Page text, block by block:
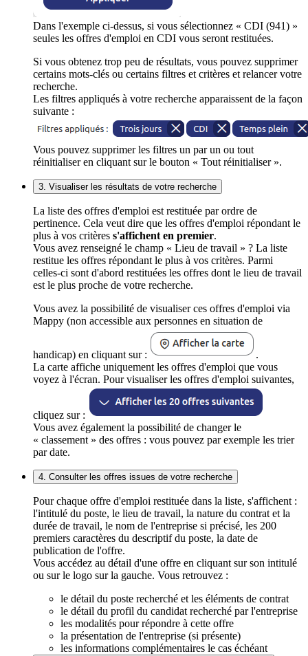
Dans l'exemple ci-dessus, si vous sélectionnez « CDI (941) »
seules les offres d'emploi en CDI vous seront restituées.
Si vous obtenez trop peu de résultats, vous pouvez supprimer
certains mots-clés ou certains filtres et critères et relancer votre
recherche.
Les filtres appliqués à votre recherche apparaissent de la façon
suivante :
Vous pouvez supprimer les filtres un par un ou tout
réinitialiser en cliquant sur le bouton « Tout réinitialiser ».
3. Visualiser les résultats de votre recherche
La liste des offres d'emploi est restituée par ordre de
pertinence. Cela veut dire que les offres d'emploi répondant le
plus à vos critères s'affichent en premier.
Vous avez renseigné le champ « Lieu de travail » ? La liste
restitue les offres répondant le plus à vos critères. Parmi
celles-ci sont d'abord restituées les offres dont le lieu de travail
est le plus proche de votre recherche.
Vous avez la possibilité de visualiser ces offres d'emploi via
Mappy (non accessible aux personnes en situation de
handicap) en cliquant sur :
.
La carte affiche uniquement les offres d'emploi que vous
voyez à l'écran. Pour visualiser les offres d'emploi suivantes,
cliquez sur :
Vous avez également la possibilité de changer le
« classement » des offres : vous pouvez par exemple les trier
par date.
4. Consulter les offres issues de votre recherche
Pour chaque offre d'emploi restituée dans la liste, s'affichent :
l'intitulé du poste, le lieu de travail, la nature du contrat et la
durée de travail, le nom de l'entreprise si précisé, les 200
premiers caractères du descriptif du poste, la date de
publication de l'offre.
Vous accédez au détail d'une offre en cliquant sur son intitulé
ou sur le logo sur la gauche. Vous retrouvez :
le détail du poste recherché et les éléments de contrat
le détail du profil du candidat recherché par l'entreprise
les modalités pour répondre à cette offre
la présentation de l'entreprise (si présente)
les informations complémentaires le cas échéant